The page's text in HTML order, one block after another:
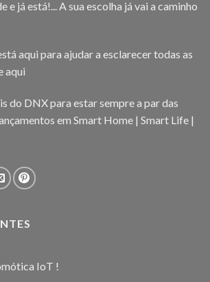
e já está!... A sua escolha já vai a caminho
aqui para ajudar a esclarecer todas as
aqui
do DNX para estar sempre a par das
em Smart Home | Smart Life |
IoT !